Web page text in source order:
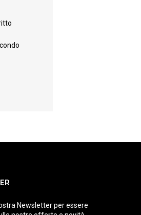
Newsletter per essere